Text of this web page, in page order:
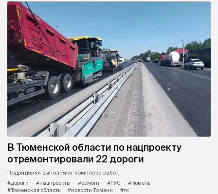
В Тюменской области по нацпроекту
отремонтировали 22 дороги
Подрядчики выполняют комплекс работ.
#дороги
#нацпроекты #ремонт #ГУС
#Тюмень
#Тюменская область
#новости Тюмени #тк